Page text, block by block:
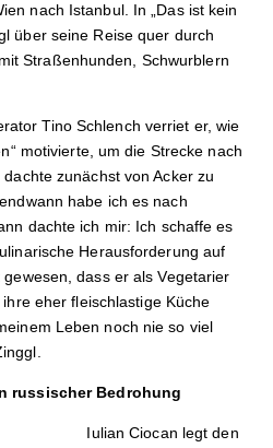
nach Istanbul. In „Das ist kein
über seine Reise quer durch
Straßenhunden, Schwurblern
Tino Schlench verriet er, wie
motivierte, um die Strecke nach
zunächst von Acker zu
habe ich es nach
dachte ich mir: Ich schaffe es
Herausforderung auf
dass er als Vegetarier
eher fleischlastige Küche
Leben noch nie so viel
russischer Bedrohung
Iulian Ciocan legt den